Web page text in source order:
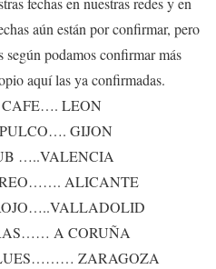
aún están por confirmar, pero
según podamos confirmar más
aquí las ya confirmadas.
CAFE…. LEON
GIJON
…..VALENCIA
ALICANTE
A CORUÑA
ZARAGOZA